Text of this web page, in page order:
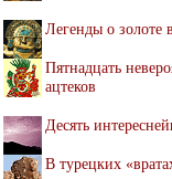
Легенды о золоте
Пятнадцать
ацтеков
Десять
В турецких